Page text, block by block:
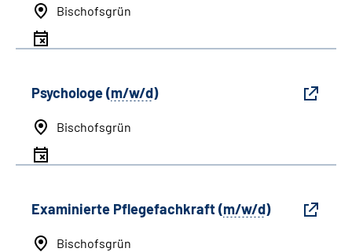
Bischofsgrün
Psychologe (m/w/d)
Bischofsgrün
Examinierte Pflegefachkraft (m/w/d)
Bischofsgrün